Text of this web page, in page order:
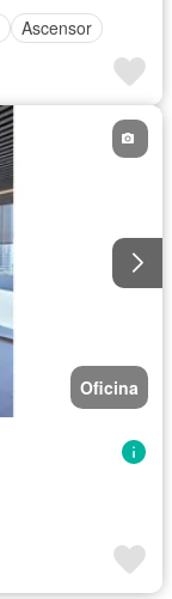
Ascensor
Oficina